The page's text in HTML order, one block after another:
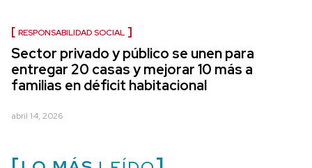
RESPONSABILIDAD SOCIAL
Sector privado y público se unen para
entregar 20 casas y mejorar 10 más a
familias en déficit habitacional
abril 14, 2026